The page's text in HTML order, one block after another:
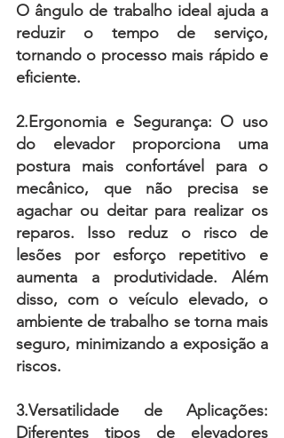
O ângulo de trabalho ideal ajuda a
reduzir o tempo de serviço,
tornando o processo mais rápido e
eficiente.
2.Ergonomia e Segurança: O uso
do elevador proporciona uma
postura mais confortável para o
mecânico, que não precisa se
agachar ou deitar para realizar os
reparos. Isso reduz o risco de
lesões por esforço repetitivo e
aumenta a produtividade. Além
disso, com o veículo elevado, o
ambiente de trabalho se torna mais
seguro, minimizando a exposição a
riscos.
3.Versatilidade de Aplicações:
Diferentes tipos de elevadores